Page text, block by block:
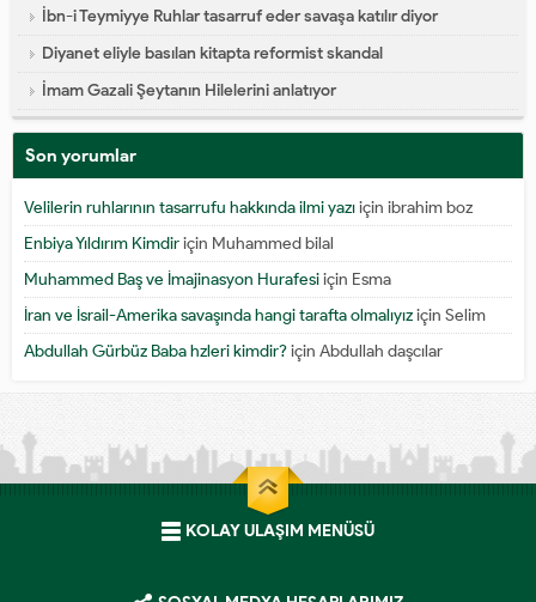
İbn-i Teymiyye Ruhlar tasarruf eder savaşa katılır diyor
Diyanet eliyle basılan kitapta reformist skandal
İmam Gazali Şeytanın Hilelerini anlatıyor
Son yorumlar
Velilerin ruhlarının tasarrufu hakkında ilmi yazıiçin ibrahim boz
Enbiya Yıldırım Kimdiriçin Muhammed bilal
Muhammed Baş ve İmajinasyon Hurafesiiçin Esma
İran ve İsrail-Amerika savaşında hangi tarafta olmalıyıziçin Selim
Abdullah Gürbüz Baba hzleri kimdir?için Abdullah daşcılar
KOLAY ULAŞIM MENÜSÜ